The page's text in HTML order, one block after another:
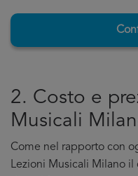
2. Costo e
Musicali
Come nel rapporto con
Lezioni Musicali Milano il